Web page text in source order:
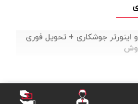
اینورتر جوشکاری + تحویل فوری